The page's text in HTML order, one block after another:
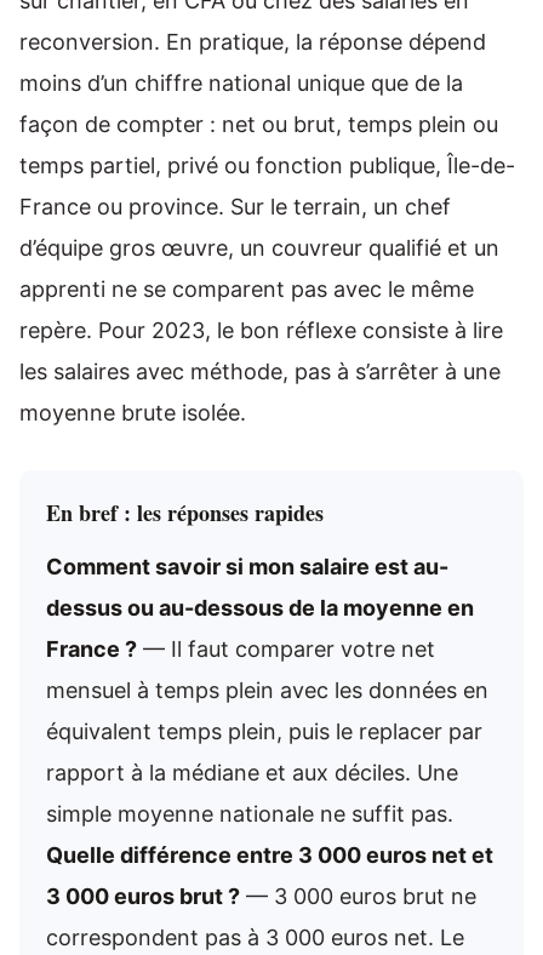
reconversion. En pratique, la réponse dépend
moins d’un chiffre national unique que de la
façon de compter : net ou brut, temps plein ou
temps partiel, privé ou fonction publique, Île-de-
France ou province. Sur le terrain, un chef
d’équipe gros œuvre, un couvreur qualifié et un
apprenti ne se comparent pas avec le même
repère. Pour 2023, le bon réflexe consiste à lire
les salaires avec méthode, pas à s’arrêter à une
moyenne brute isolée.
En bref : les réponses rapides
Comment savoir si mon salaire est au-
dessus ou au-dessous de la moyenne en
France ? — Il faut comparer votre net
mensuel à temps plein avec les données en
équivalent temps plein, puis le replacer par
rapport à la médiane et aux déciles. Une
simple moyenne nationale ne suffit pas.
Quelle différence entre 3 000 euros net et
3 000 euros brut ? — 3 000 euros brut ne
correspondent pas à 3 000 euros net. Le